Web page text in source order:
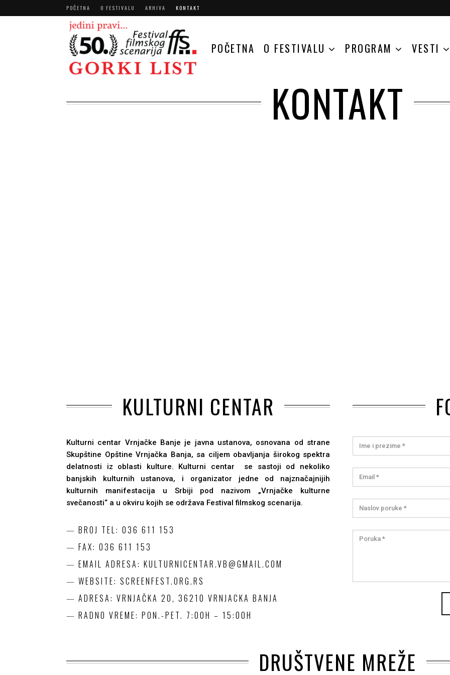
POČETNA O FESTIVALU ARHIVA KONTAKT
POČETNA O FESTIVALU PROGRAM VESTI
KONTAKT
KULTURNI CENTAR
Kulturni centar Vrnjačke Banje je javna ustanova, osnovana od strane
Skupštine Opštine Vrnjačka Banja, sa ciljem obavljanja širokog spektra
delatnosti iz oblasti kulture. Kulturni centar se sastoji od nekoliko
banjskih kulturnih ustanova, i organizator jedne od najznačajnijih
kulturnih manifestacija u Srbiji pod nazivom „Vrnjačke kulturne
svečanosti“ a u okviru kojih se održava Festival filmskog scenarija.
BROJ TEL: 036 611 153
FAX: 036 611 153
EMAIL ADRESA: KULTURNICENTAR.VB@GMAIL.COM
WEBSITE: SCREENFEST.ORG.RS
ADRESA: VRNJAČKA 20, 36210 VRNJACKA BANJA
RADNO VREME: PON.-PET. 7:00H – 15:00H
DRUŠTVENE MREŽE